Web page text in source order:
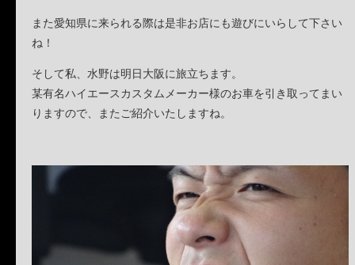
また愛知県に来られる際は是非お店にも遊びにいらして下さい
ね！
そして私、水野は明日大阪に旅立ちます。
某有名ハイエースカスタムメーカー様のお車を引き取ってまい
りますので、またご紹介いたしますね。